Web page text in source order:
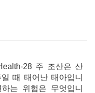
28 주 조산은 산
때 태어난 태아입니
는 위험은 무엇입니